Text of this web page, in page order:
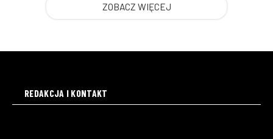
ZOBACZ WIĘCEJ
REDAKCJA I KONTAKT